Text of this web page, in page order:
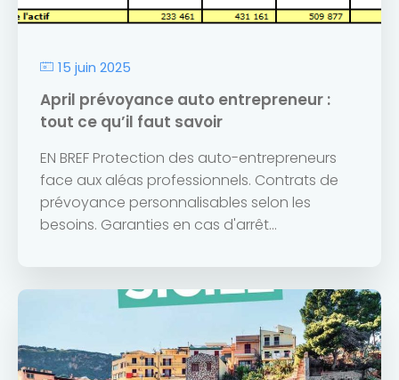
15 juin 2025
April prévoyance auto entrepreneur :
tout ce qu’il faut savoir
EN BREF Protection des auto-entrepreneurs
face aux aléas professionnels. Contrats de
prévoyance personnalisables selon les
besoins. Garanties en cas d'arrêt...